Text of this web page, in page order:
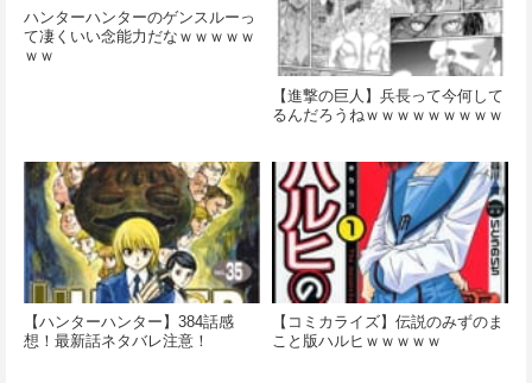
ハンターハンターのゲンスルーっ
て凄くいい念能力だなｗｗｗｗｗ
ｗｗ
【進撃の巨人】兵長って今何して
るんだろうねｗｗｗｗｗｗｗｗｗ
【ハンターハンター】384話感
想！最新話ネタバレ注意！
【コミカライズ】伝説のみずのま
こと版ハルヒｗｗｗｗｗ